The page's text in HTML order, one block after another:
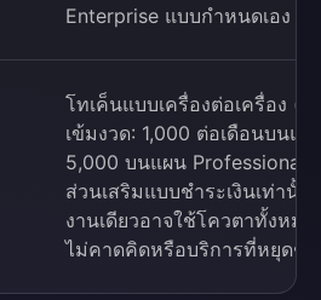
Enterprise แบบกำหนดเอง
โทเค็นแบบเครื่องต่อเครื่อง
เข้มงวด: 1,000 ต่อเดือนบนแ
5,000 บนแผน Professional
ส่วนเสริมแบบชำระเงินเท่านั้
งานเดียวอาจใช้โควตาทั้งหม
ไม่คาดคิดหรือบริการที่หยุดชะ